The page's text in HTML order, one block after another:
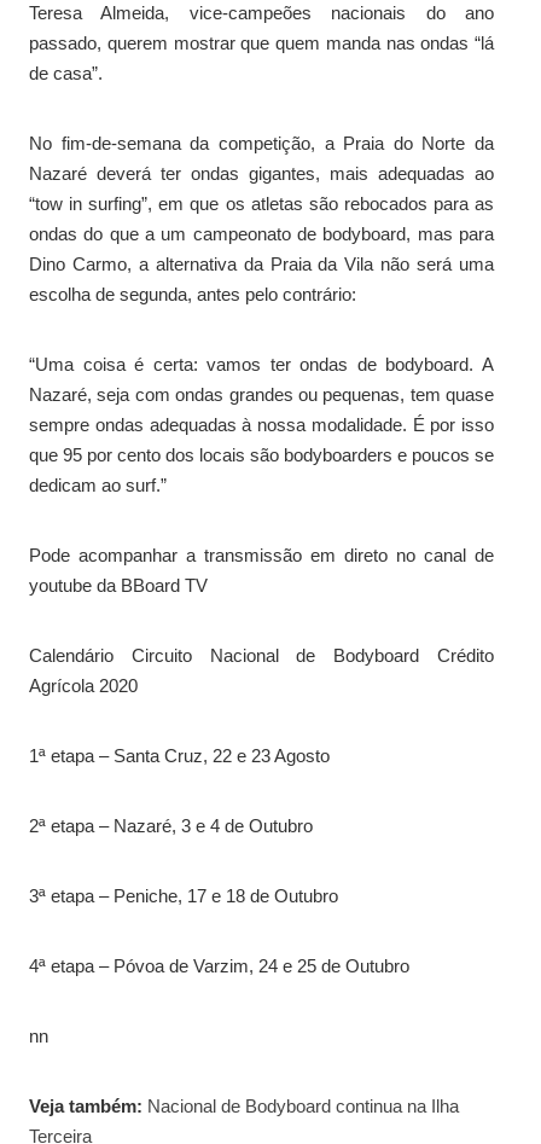
Teresa Almeida, vice-campeões nacionais do ano
passado, querem mostrar que quem manda nas ondas “lá
de casa”.
No fim-de-semana da competição, a Praia do Norte da
Nazaré deverá ter ondas gigantes, mais adequadas ao
“tow in surfing”, em que os atletas são rebocados para as
ondas do que a um campeonato de bodyboard, mas para
Dino Carmo, a alternativa da Praia da Vila não será uma
escolha de segunda, antes pelo contrário:
“Uma coisa é certa: vamos ter ondas de bodyboard. A
Nazaré, seja com ondas grandes ou pequenas, tem quase
sempre ondas adequadas à nossa modalidade. É por isso
que 95 por cento dos locais são bodyboarders e poucos se
dedicam ao surf.”
Pode acompanhar a transmissão em direto no canal de
youtube da BBoard TV
Calendário Circuito Nacional de Bodyboard Crédito
Agrícola 2020
1ª etapa – Santa Cruz, 22 e 23 Agosto
2ª etapa – Nazaré, 3 e 4 de Outubro
3ª etapa – Peniche, 17 e 18 de Outubro
4ª etapa – Póvoa de Varzim, 24 e 25 de Outubro
nn
Veja também: Nacional de Bodyboard continua na Ilha
Terceira